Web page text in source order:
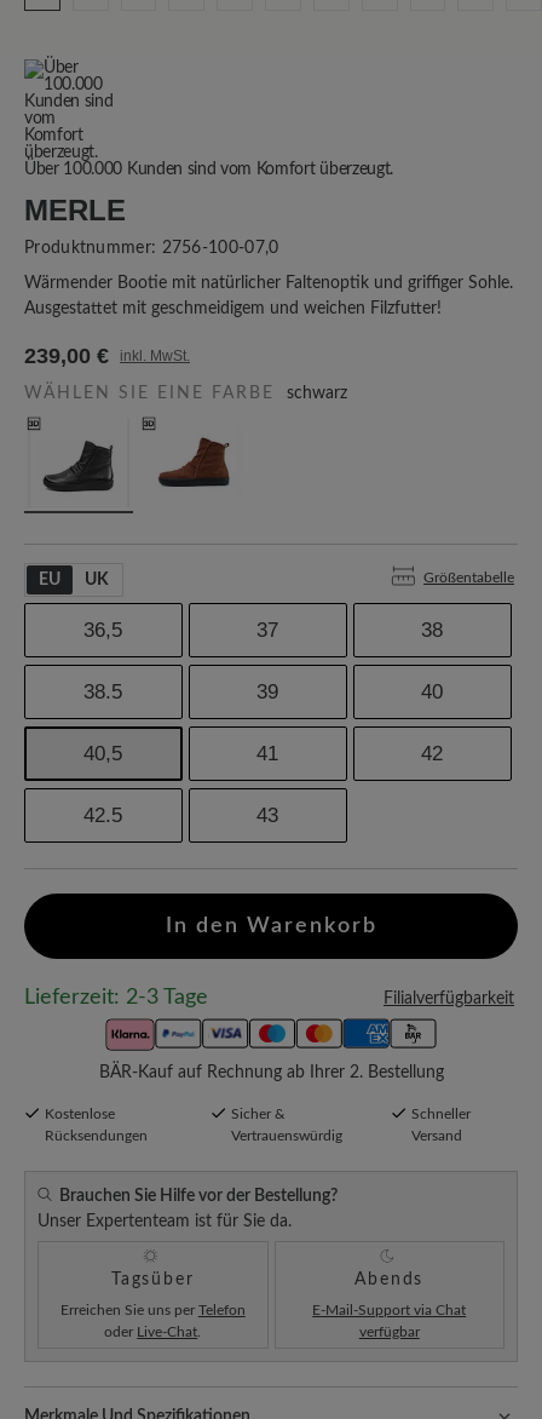
Über 100.000 Kunden sind vom Komfort überzeugt.
MERLE
Produktnummer: 2756-100-07,0
Wärmender Bootie mit natürlicher Faltenoptik und griffiger Sohle.
Ausgestattet mit geschmeidigem und weichen Filzfutter!
239,00 € inkl. MwSt.
WÄHLEN SIE EINE FARBE schwarz
EU UK Größentabelle
36,5 37 38
38.5 39 40
40,5 41 42
42.5 43
In den Warenkorb
Lieferzeit: 2-3 Tage Filialverfügbarkeit
BÄR-Kauf auf Rechnung ab Ihrer 2. Bestellung
Kostenlose
Rücksendungen
Sicher &
Vertrauenswürdig
Schneller
Versand
Brauchen Sie Hilfe vor der Bestellung?
Unser Expertenteam ist für Sie da.
Tagsüber
Erreichen Sie uns per Telefon
oder Live-Chat
Abends
E-Mail-Support via Chat
verfügbar